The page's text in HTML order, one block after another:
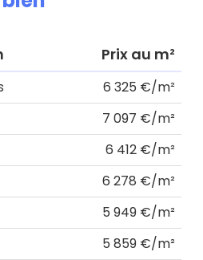
Prix au m²
6 325 €/m²
7 097 €/m²
6 412 €/m²
6 278 €/m²
5 949 €/m²
5 859 €/m²